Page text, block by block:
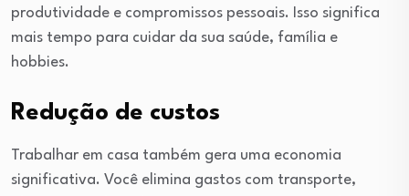
produtividade e compromissos pessoais. Isso significa
mais tempo para cuidar da sua saúde, família e
hobbies.
Redução de custos
Trabalhar em casa também gera uma economia
significativa. Você elimina gastos com transporte,